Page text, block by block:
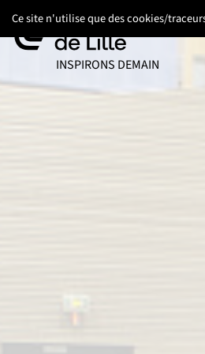
Ce site n'utilise que des cookies/
Aller
contenu
Aller
au
menu
principal
Aller
pied
page
UNIVERSITÉ DE LILLE
INSPIRONS DEMAIN